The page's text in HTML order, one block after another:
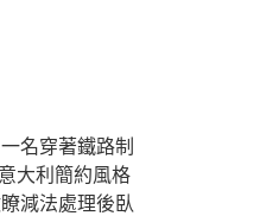
名穿著鐵路制
大利簡約風格
減法處理後臥